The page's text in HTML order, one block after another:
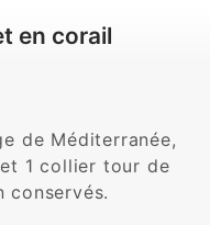
en corail
de Méditerranée,
1 collier tour de
conservés.